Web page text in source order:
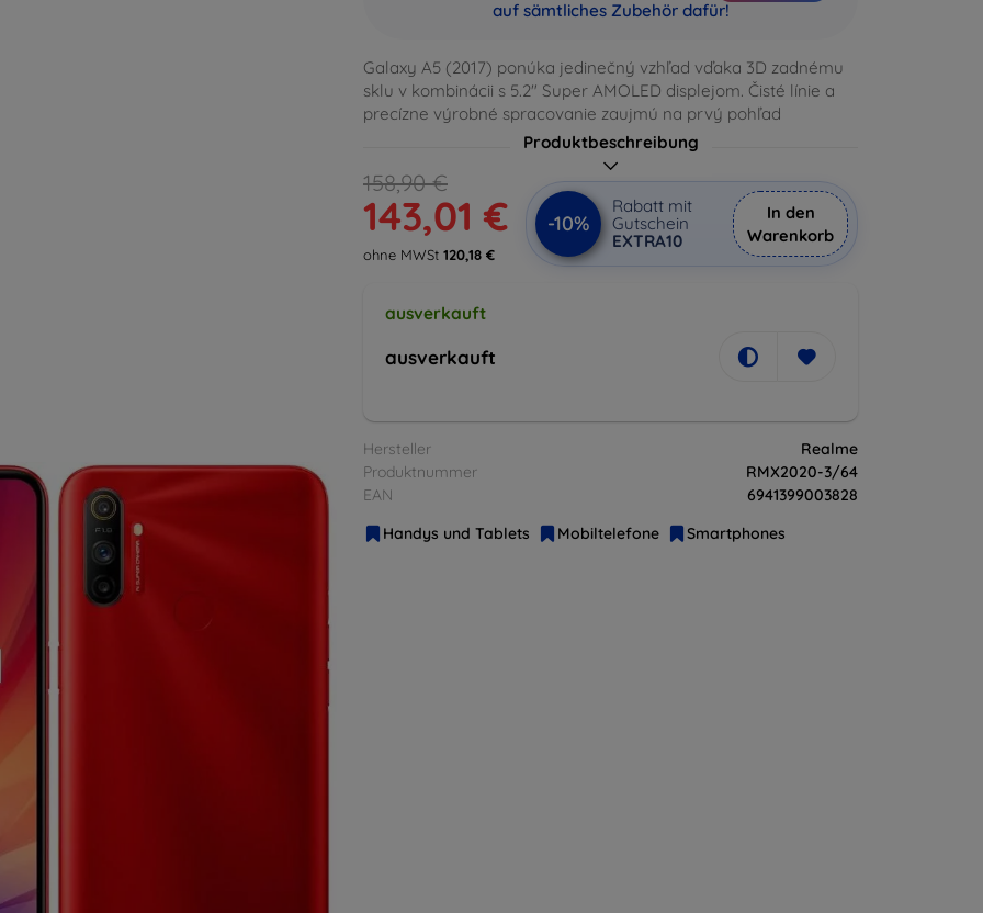
auf sämtliches Zubehör dafür!
Galaxy A5 (2017) ponúka jedinečný vzhľad vďaka 3D zadnému
sklu v kombinácii s 5.2" Super AMOLED displejom. Čisté línie a
precízne výrobné spracovanie zaujmú na prvý pohľad
Produktbeschreibung
158,90 €
143,01 €
ohne MWSt 120,18 €
-10%
Rabatt mit
Gutschein
EXTRA10
In den
Warenkorb
ausverkauft
ausverkauft
Hersteller
Realme
Produktnummer
RMX2020-3/64
EAN
6941399003828
Handys und Tablets
Mobiltelefone Smartphones